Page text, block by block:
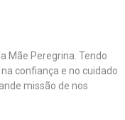
Mãe Peregrina. Tendo
confiança e no cuidado
missão de nos